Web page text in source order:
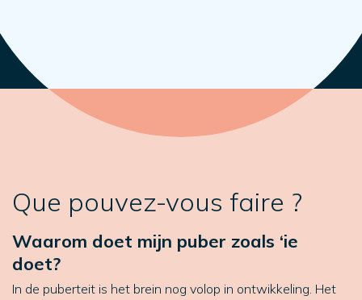
Que pouvez-vous faire ?
Waarom doet mijn puber zoals ‘ie
doet?
In de puberteit is het brein nog volop in ontwikkeling. Het